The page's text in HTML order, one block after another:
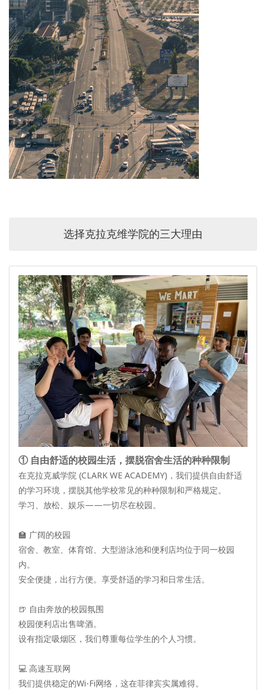
选择克拉克维学院的三大理由
① 自由舒适的校园生活，摆脱宿舍生活的种种限制
在克拉克威学院 (CLARK WE ACADEMY)，我们提供自由舒适
的学习环境，摆脱其他学校常见的种种限制和严格规定。
学习、放松、娱乐——一切尽在校园。
🏫 广阔的校园
宿舍、教室、体育馆、大型游泳池和便利店均位于同一校园
内。
安全便捷，出行方便。享受舒适的学习和日常生活。
🍺 自由奔放的校园氛围
校园便利店出售啤酒。
设有指定吸烟区，我们尊重每位学生的个人习惯。
💻 高速互联网
我们提供稳定的Wi-Fi网络，这在菲律宾实属难得。